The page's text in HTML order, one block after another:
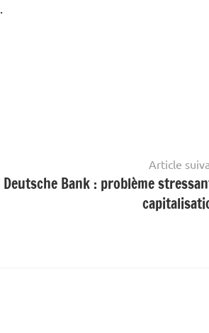
Article
Deutsche Bank : problème